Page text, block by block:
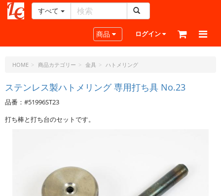
ー
ラ
ト・
ド
ッ
ト・
すべて
Toggle navigation
商品 ログイン
HOME 商品カテゴリー 金具 ハトメリング
ステンレス製ハトメリング 専用打ち具 No.23
品番：#51996ST23
打ち棒と打ち台のセットです。